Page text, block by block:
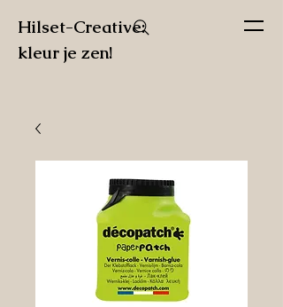
Hilset-Creative:
kleur je zen!